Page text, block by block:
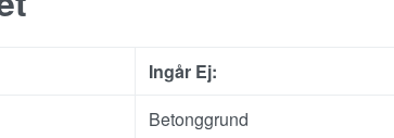
Ingår Ej:
Betonggrund